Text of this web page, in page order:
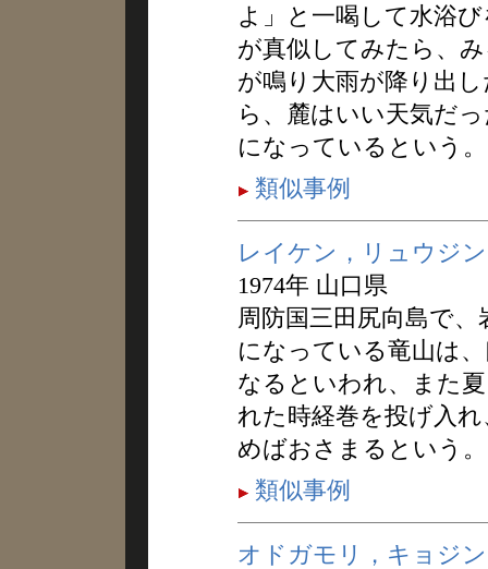
よ」と一喝して水浴
が真似してみたら、
が鳴り大雨が降り出
ら、麓はいい天気だ
になっているという。
類似事例
レイケン，リュウジン
1974年 山口県
周防国三田尻向島で
になっている竜山は
なるといわれ、また
れた時経巻を投げ入
めばおさまるという。
類似事例
オドガモリ，キョジン